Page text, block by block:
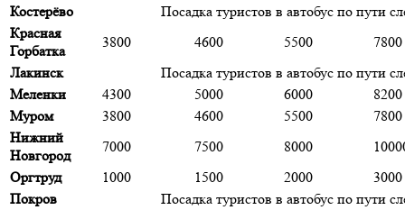
Костерёво
Посадка туристов в автобус по пути
Красная
Горбатка
3800 4600 5500
7800
Лакинск
Посадка туристов в автобус по пути
Меленки
4300 5000 6000
8200
Муром
3800 4600 5500
7800
Нижний
Новгород
7000 7500 8000
Оргтруд
1000 1500 2000
3000
Покров
Посадка туристов в автобус по пути